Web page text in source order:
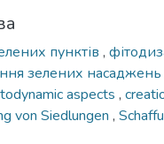
пунктів ,
зелених насаджень
aspects ,
von Siedlungen ,